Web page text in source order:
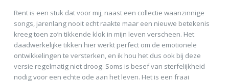
Rent is een stuk dat voor mij, naast een collectie waanzinnige
songs, jarenlang nooit echt raakte maar een nieuwe betekenis
kreeg toen zo’n tikkende klok in mijn leven verscheen. Het
daadwerkelijke tikken hier werkt perfect om de emotionele
ontwikkelingen te versterken, en ik hou het dus ook bij deze
versie regelmatig niet droog. Soms is besef van sterfelijkheid
nodig voor een echte ode aan het leven. Het is een fraai